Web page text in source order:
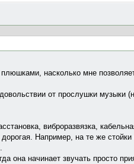
насколько мне
от прослушки музыки
виброразвязка,
Например, на те же
она начинает звучать просто